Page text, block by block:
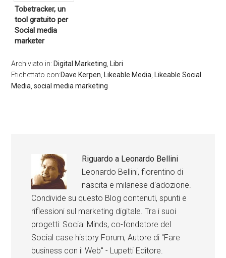
Tobetracker, un
tool gratuito per
Social media
marketer
Archiviato in: Digital Marketing Libri
Etichettato con:Dave Kerpen Likeable Media Likeable Social
Media ,social media marketing
Riguardo a Leonardo Bellini
Leonardo Bellini, fiorentino di
nascita e milanese d'adozione.
Condivide su questo Blog contenuti, spunti e
riflessioni sul marketing digitale. Tra i suoi
progetti: Social Minds, co-fondatore del
Social case history Forum, Autore di "Fare
business con il Web" - Lupetti Editore.